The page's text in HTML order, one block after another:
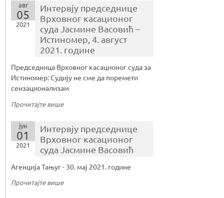
авг
05
2021
Интервју председнице
Врховног касационог
суда Јасмине Васовић –
Истиномер, 4. август
2021. године
Председница Врховног касационог суда за
Истиномер: Судију не сме да поремети
сензационализам
Прочитајте више
јун
01
2021
Интервју председнице
Врховног касационог
суда Јасмине Васовић
Агенција Тањуг - 30. мај 2021. године
Прочитајте више